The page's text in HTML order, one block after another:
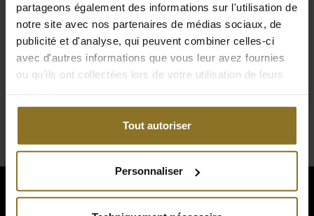
partageons également des informations sur l'utilisation de
notre site avec nos partenaires de médias sociaux, de
publicité et d'analyse, qui peuvent combiner celles-ci
avec d'autres informations que vous leur avez fournies
ou qu'ils ont collectées lors de votre utilisation de leurs
Tout autoriser
Personnaliser
519,90 €
TVA incluse
noblechairs